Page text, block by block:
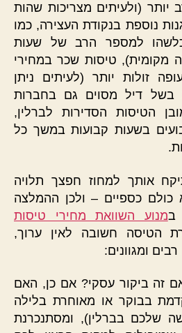
יותר (ולעיתים מצריכות שהות
נוספת בנקודת העצירה, כמו
כלשהו למספר הרב של שעות
מקומית), טיסות שכר במחירי
זולות יותר (לעיתים ניתן
בשל דיל מסוים גם בחברות
הטיסות הסדירות לברלין,
בשעות קבועות במשך כל
אותך למחוז חפצך תלויה
כולם כספיים – ולכן ההמלצה
במנוע השוואת מחירי טיסות
הטיסה חשובה לאין ערוך,
ומגוונים:
זה ביקור עסקי? אם כן, האם
בבוקר או מאוחרת בלילה
שלכם בברלין), ומסתנכרנת